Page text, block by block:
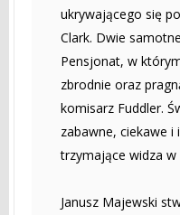
ukrywającego się
Clark. Dwie
Pensjonat, w
zbrodnie oraz
komisarz Fuddler.
zabawne, ciekawe
trzymające widza
Janusz Majewski